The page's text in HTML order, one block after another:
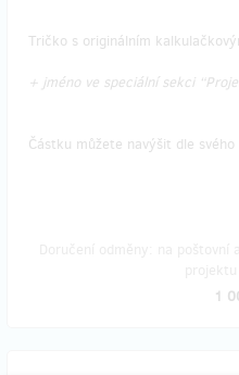
Tričko s originálním
+ jméno ve speciální sekci
Částku můžete navýšit dle
1